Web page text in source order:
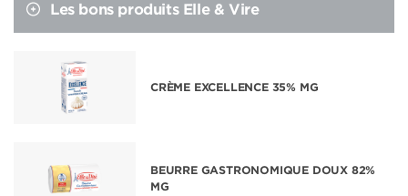
Les bons produits Elle & Vire
CRÈME EXCELLENCE 35% MG
BEURRE GASTRONOMIQUE DOUX 82%
MG